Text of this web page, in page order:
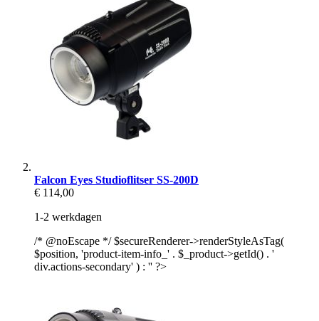
Falcon Eyes Studioflitser SS-200D
€ 114,00
1-2 werkdagen
/* @noEscape */ $secureRenderer->renderStyleAsTag(
$position, 'product-item-info_' . $_product->getId() . '
div.actions-secondary' ) : '' ?>